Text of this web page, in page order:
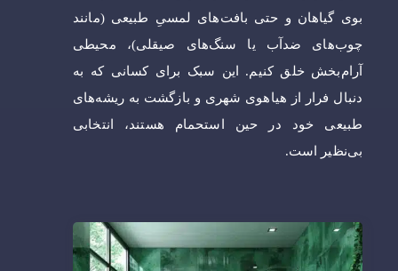
بوی گیاهان و حتی بافت‌های لمسیِ طبیعی (مانند
چوب‌های ضدآب یا سنگ‌های صیقلی)، محیطی
آرام‌بخش خلق کنیم. این سبک برای کسانی که به
دنبال فرار از هیاهوی شهری و بازگشت به ریشه‌های
طبیعی خود در حین استحمام هستند، انتخابی
بی‌نظیر است.